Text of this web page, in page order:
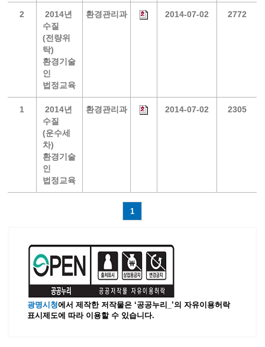
2
2014년
수질
(전량위
탁)
환경기술
인
법정교육
환경관리과 2014-07-02 2772
1
2014년
수질
(운수세
차)
환경기술
인
법정교육
환경관리과 2014-07-02 2305
1
광명시청에서 제작한 저작물은 ‘공공누리_’의 자유이용허락
표시제도에 따라 이용할 수 있습니다.